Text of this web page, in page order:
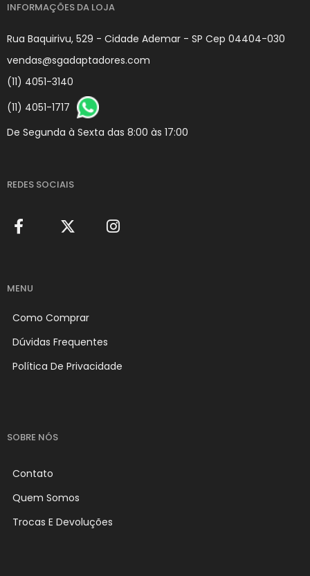
INFORMAÇÕES DA LOJA
Rua Baquirivu, 529 - Cidade Ademar - SP Cep 04404-030
vendas@sgadaptadores.com
(11) 4051-3140
(11) 4051-1717
De Segunda à Sexta das 8:00 às 17:00
REDES SOCIAIS
MENU
Como Comprar
Dúvidas Frequentes
Política De Privacidade
SOBRE NÓS
Contato
Quem Somos
Trocas E Devoluções